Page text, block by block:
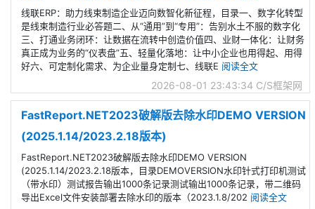
线联ERP：助力线束制造企业迈向数智化新征程，目录一、数字化转型
是线束制造行业必答题二、从“通用”到“专用”：告别水土不服的数字化
三、打通业务闭环：让数据在流转中创造价值四、业财一体化：让财务
真正成为业务的“仪表盘”五、轻量化落地：让中小企业也用得起、用得
好六、可定制化需求、为企业量身定制七、线联E 阅读全文
2026-08-01 23:43:34 C/S框架网
FastReport.NET2023破解版去除水印DEMO VERSION
(2025.1.14/2023.2.18版本)
FastReport.NET2023破解版去除水印DEMO VERSION
(2025.1.14/2023.2.18版本，目录DEMOVERSION水印针式打印机测试
（带水印）测试报告输出1000条记录测试输出1000条记录，带二维码
导出Excel文件安装部署去除水印的版本（2023.1.8/202 阅读全文